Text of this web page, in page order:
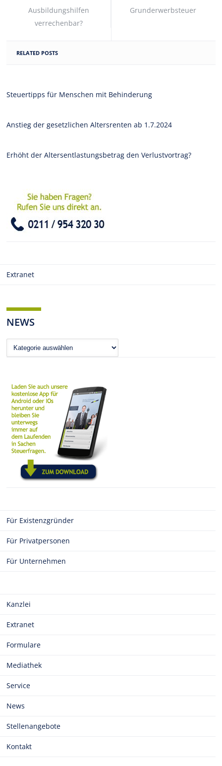
Ausbildungshilfen
verrechenbar?
Grunderwerbsteuer
RELATED POSTS
Steuertipps für Menschen mit Behinderung
Anstieg der gesetzlichen Altersrenten ab 1.7.2024
Erhöht der Altersentlastungsbetrag den Verlustvortrag?
Extranet
NEWS
News
Für Existenzgründer
Für Privatpersonen
Für Unternehmen
Kanzlei
Extranet
Formulare
Mediathek
Service
News
Stellenangebote
Kontakt